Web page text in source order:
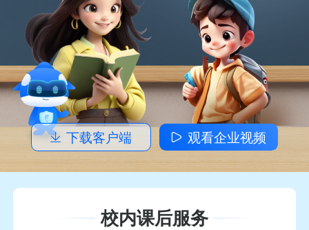
下载客户端 观看企业视频
校内课后服务